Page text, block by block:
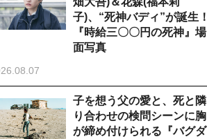
子)、“死神バディ”が誕生！
『時給三〇〇円の死神』場
面写真
子を想う父の愛と、死と隣
り合わせの検問シーンに胸
が締め付けられる『バグダ